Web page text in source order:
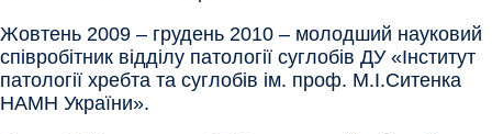
Жовтень 2009 – грудень 2010 – молодший науковий
співробітник відділу патології суглобів ДУ «Інститут
патології хребта та суглобів ім. проф. М.І.Ситенка
НАМН України».